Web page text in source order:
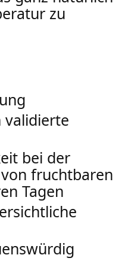
zu
validierte
bei der
fruchtbaren
Tagen